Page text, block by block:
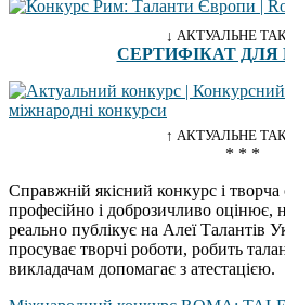
↓ АКТУАЛЬНЕ
СЕРТИФІКАТ ДЛЯ
↑ АКТУАЛЬНЕ
* * *
Справжній якісний конкурс і
професійно і доброзичливо оцінює,
реально публікує на Алеї Талантів
просуває творчі роботи, робить
викладачам допомагає з атестацією.